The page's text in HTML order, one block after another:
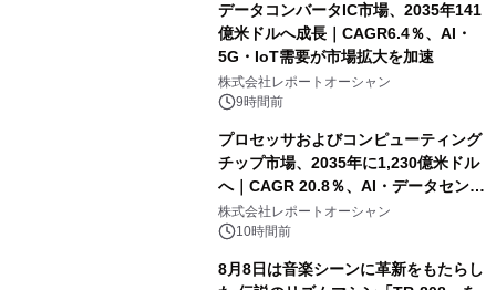
データコンバータIC市場、2035年141
億米ドルへ成長｜CAGR6.4％、AI・
5G・IoT需要が市場拡大を加速
株式会社レポートオーシャン
9時間前
プロセッサおよびコンピューティング
チップ市場、2035年に1,230億米ドル
へ｜CAGR 20.8％、AI・データセンタ
ー需要が成長を牽引
株式会社レポートオーシャン
10時間前
8月8日は音楽シーンに革新をもたらし